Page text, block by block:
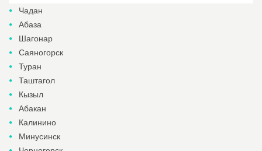
Чадан
Абаза
Шагонар
Саяногорск
Туран
Таштагол
Кызыл
Абакан
Калинино
Минусинск